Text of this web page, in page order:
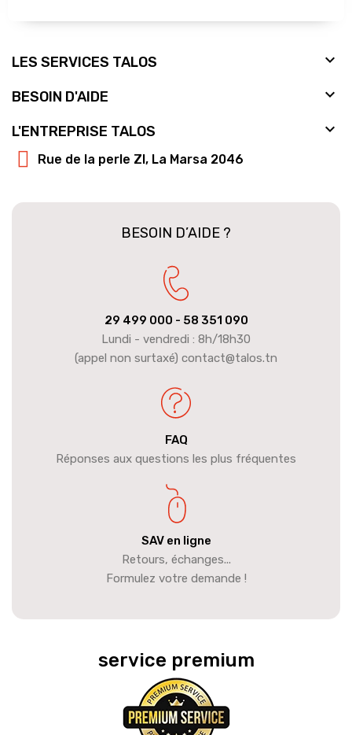
LES SERVICES TALOS 
BESOIN D'AIDE 
L'ENTREPRISE TALOS 
Rue de la perle ZI, La Marsa 2046
BESOIN D’AIDE ?
29 499 000 - 58 351 090
Lundi - vendredi : 8h/18h30
(appel non surtaxé) contact@talos.tn
FAQ
Réponses aux questions les plus fréquentes
SAV en ligne
Retours, échanges...
Formulez votre demande !
service premium